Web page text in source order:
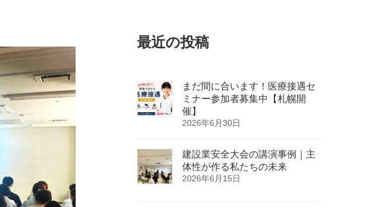
最近の投稿
まだ間に合います！医療接遇セ
ミナー参加者募集中【札幌開
催】
2026年6月30日
建設業安全大会の講演事例｜主
体性が作る私たちの未来
2026年6月15日